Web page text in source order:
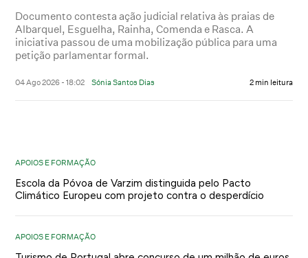
Documento contesta ação judicial relativa às praias de
Albarquel, Esguelha, Rainha, Comenda e Rasca. A
iniciativa passou de uma mobilização pública para uma
petição parlamentar formal.
04 Ago 2026 - 18:02 Sónia Santos Dias 2 min leitura
APOIOS E FORMAÇÃO
Escola da Póvoa de Varzim distinguida pelo Pacto
Climático Europeu com projeto contra o desperdício
APOIOS E FORMAÇÃO